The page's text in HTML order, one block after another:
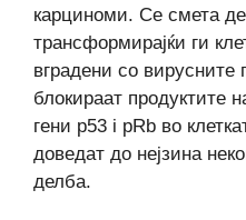
карциноми. Се смета
трансформирајќи ги
вградени со
блокираат продуктите
гени p53 i pRb во
доведат до нејзина
делба.